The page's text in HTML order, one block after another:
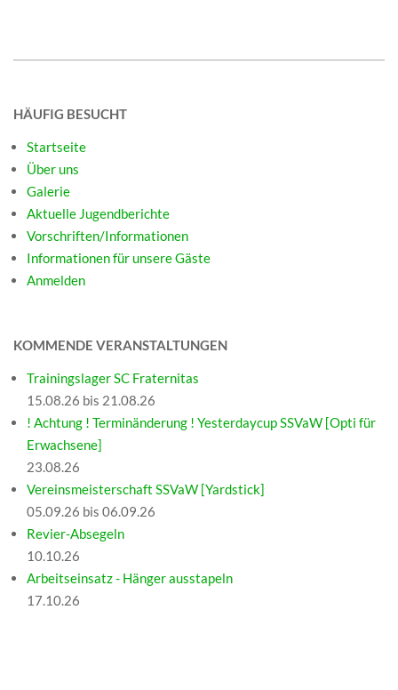
31
HÄUFIG BESUCHT
Startseite
Über uns
Galerie
Aktuelle Jugendberichte
Vorschriften/Informationen
Informationen für unsere Gäste
Anmelden
KOMMENDE VERANSTALTUNGEN
Trainingslager SC Fraternitas
15.08.26 bis 21.08.26
! Achtung ! Terminänderung ! Yesterdaycup SSVaW [Opti für
Erwachsene]
23.08.26
Vereinsmeisterschaft SSVaW [Yardstick]
05.09.26 bis 06.09.26
Revier-Absegeln
10.10.26
Arbeitseinsatz - Hänger ausstapeln
17.10.26